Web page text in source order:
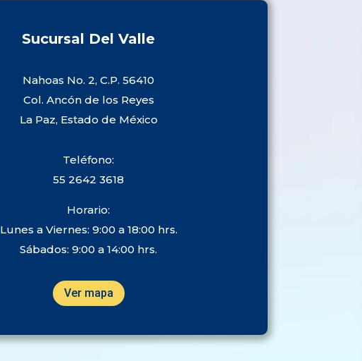
Sucursal Del Valle
Nahoas No. 2, C.P. 56410
Col. Ancón de los Reyes
La Paz, Estado de México
Teléfono:
55 2642 3618
Horario:
Lunes a Viernes: 9:00 a 18:00 hrs.
Sábados: 9:00 a 14:00 hrs.
Ver mapa